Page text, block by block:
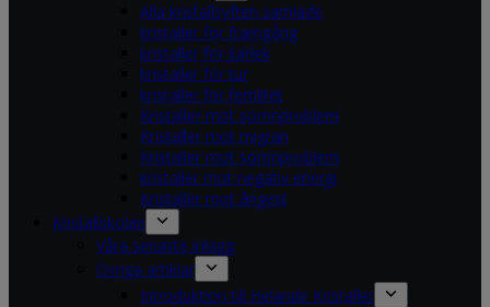
Alla kristallsyften samlade
kristaller för framgång
kristaller för kärlek
kristaller för tur
kristaller för fertilitet
Kristaller mot sömnproblem
Kristaller mot migrän
Kristaller mot sömnproblem
kristaller mot negativ energi
Kristaller mot ångest
Kristallskolan
Våra senaste inlägg
Övriga artiklar
Introduktion till Helande Kristaller